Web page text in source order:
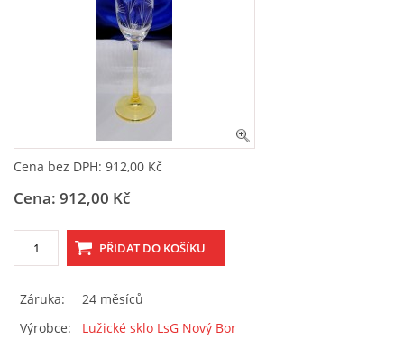
DOPRAVA - PLATBA
HODNOCENÍ Z HEURÉKY
OBCHODNÍ PODMÍNKY, REKLAMAČNÍ ŘÁD I FORMULÁŘ
ESHOP
SKLENĚNÝ SHOP LSG
Martin Gőrner
Prokopa Velikého 535
Cena bez DPH: 912,00 Kč
Cena: 912,00 Kč
Záruka:
24 měsíců
Výrobce:
Lužické sklo LsG Nový Bor